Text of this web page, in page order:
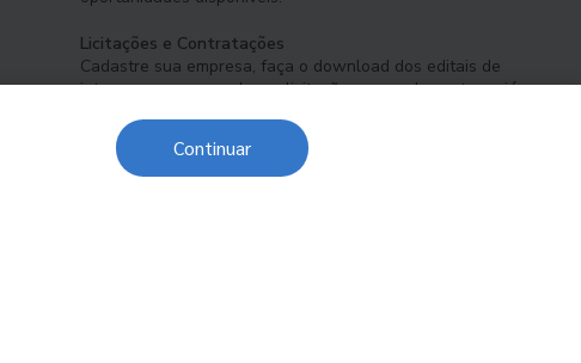
Licitações e Contratações
Cadastre sua empresa, faça o download dos editais de
interesse e acompanhe as licitações em andamento ou já
Continuar